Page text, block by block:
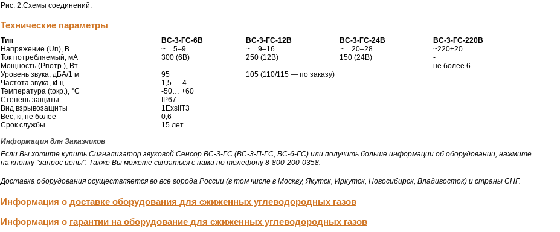
Рис. 2.Схемы соединений.
Технические параметры
Тип ВС-3-ГС-6В ВС-3-ГС-12В ВС-3-ГС-24В ВС-3-ГС-220В
Напряжение (Uп), В
~ = 5–9 ~ = 9–16 ~ = 20–28
~220±20
Ток потребляемый, мА
300 (6В) 250 (12В) 150 (24В)
-
Мощность (Рпотр.), Вт
- - -
не более 6
Уровень звука, дБА/1 м
95
105 (110/115 — по заказу)
Частота звука, кГц
1,5 — 4
Температура (tокр.), °С
-50… +60
Степень защиты
IP67
Вид взрывозащиты
1ExsIIT3
Вес, кг, не более
0,6
Срок службы
15 лет
Информация для Заказчиков
Если Вы хотите купить Сигнализатор звуковой Сенсор ВС-3-ГС (ВС-3-П-ГС, ВС-6-ГС) или получить больше информации об оборудовании, нажмите
на кнопку "запрос цены". Также Вы можете связаться с нами по телефону 8-800-200-0358.
Доставка оборудования осуществляется во все города России (в том числе в Москву, Якутск, Иркутск, Новосибирск, Владивосток) и страны СНГ.
Информация о доставке оборудования для сжиженных углеводородных газов
Информация о гарантии на оборудование для сжиженных углеводородных газов